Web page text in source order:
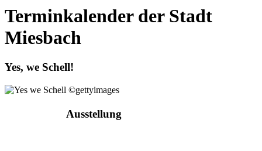
Terminkalender der Stadt
Miesbach
Yes, we Schell!
Ausstellung